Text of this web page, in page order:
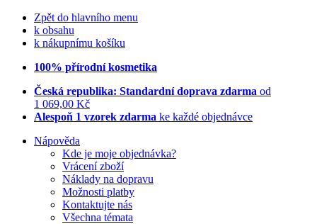
Zpět do hlavního menu
k obsahu
k nákupnímu košíku
100% přírodní kosmetika
Česká republika: Standardní doprava zdarma od
1 069,00 Kč
Alespoň 1 vzorek zdarma ke každé objednávce
Nápověda
Kde je moje objednávka?
Vrácení zboží
Náklady na dopravu
Možnosti platby
Kontaktujte nás
Všechna témata